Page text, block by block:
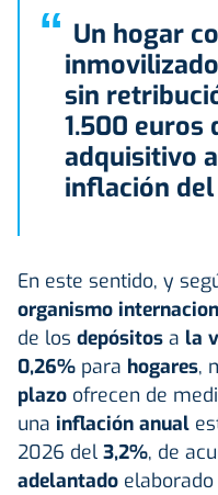
“ Un hogar con 50.000 euros
sin
1.500 euros
adquisitivo
inflación
En este sentido, y
organismo
de los depósitos a la
0,26% para hogares,
plazo ofrecen de
una inflación anual
2026 del 3,2%, de
adelantado elaborado